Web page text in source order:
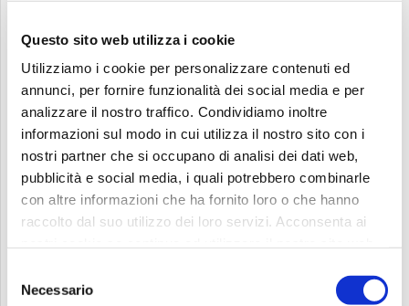
Questo sito web utilizza i cookie
Utilizziamo i cookie per personalizzare contenuti ed
annunci, per fornire funzionalità dei social media e per
analizzare il nostro traffico. Condividiamo inoltre
informazioni sul modo in cui utilizza il nostro sito con i
nostri partner che si occupano di analisi dei dati web,
pubblicità e social media, i quali potrebbero combinarle
con altre informazioni che ha fornito loro o che hanno
raccolto dal suo utilizzo dei loro servizi. Acconsenta ai
delNecessario
conserva i mobili dal design minimalista, in vetro o
plastica e restaurali se necessario
inserisci in ogni stanza degli oggetti che richiamano lo
spazio (cartine delle costellazioni, lampade lunari, pistole
laser)
personalizza il menu dando ad ogni piatto il nome dei
personaggi o delle serie di fantascienza